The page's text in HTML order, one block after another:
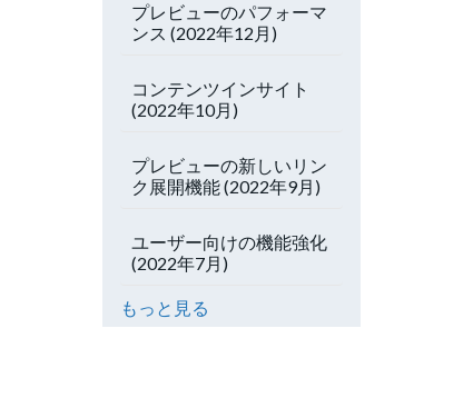
プレビューのパフォーマ
ンス (2022年12月)
コンテンツインサイト
(2022年10月)
プレビューの新しいリン
ク展開機能 (2022年9月)
ユーザー向けの機能強化
(2022年7月)
もっと見る